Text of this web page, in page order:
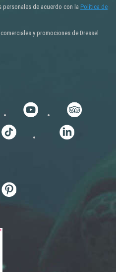
de acuerdo con la Política de
y promociones de Dressel